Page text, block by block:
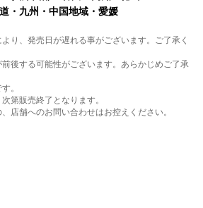
九州・中国地域・愛媛
り、発売日が遅れる事がございます。ご了承く
後する可能性がございます。あらかじめご了承
。
第販売終了となります。
店舗へのお問い合わせはお控えください。